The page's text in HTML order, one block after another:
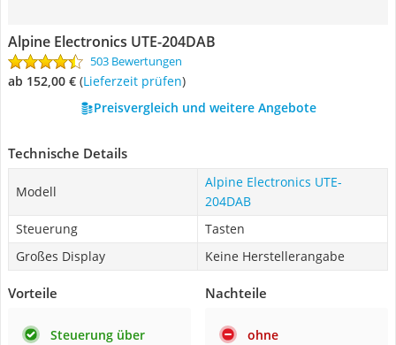
Alpine Electronics UTE-204DAB
503 Bewertungen
ab 152,00 € (Lieferzeit prüfen)
Preisvergleich und weitere Angebote
Technische Details
Modell
Alpine Electronics UTE-
204DAB
Steuerung
Tasten
Großes Display
Keine Herstellerangabe
Vorteile
Steuerung über
Nachteile
ohne